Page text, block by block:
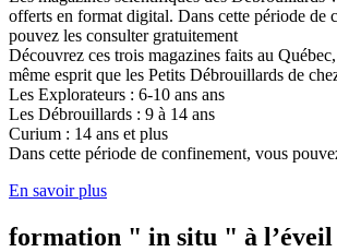
offerts en format digital. Dans cette période de
pouvez les consulter gratuitement
Découvrez ces trois magazines faits au
même esprit que les Petits Débrouillards de
Les Explorateurs : 6-10 ans ans
Les Débrouillards : 9 à 14 ans
Curium : 14 ans et plus
Dans cette période de confinement, vous
En savoir plus
formation " in situ " à l’éveil